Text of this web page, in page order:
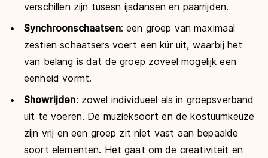
verschillen zijn tusesn ijsdansen en paarrijden.
Synchroonschaatsen: een groep van maximaal
zestien schaatsers voert een kür uit, waarbij het
van belang is dat de groep zoveel mogelijk een
eenheid vormt.
Showrijden: zowel individueel als in groepsverband
uit te voeren. De muzieksoort en de kostuumkeuze
zijn vrij en een groep zit niet vast aan bepaalde
soort elementen. Het gaat om de creativiteit en